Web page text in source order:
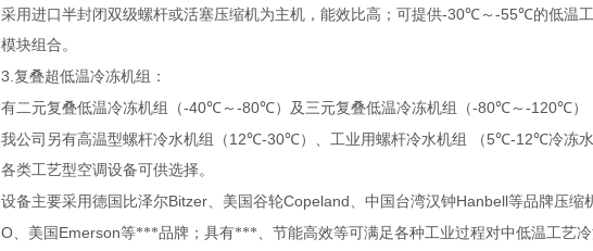
采用进口半封闭双级螺杆或活塞压缩机为主机，能效比高；可提供-30℃ ～ -55℃的低温
模块组合。
3. 复叠超低温冷冻机组：
有二元复叠低温冷冻机组（-40℃ ～ -80℃）及三元复叠低温冷冻机组（-80℃ ～ -120℃）
我公司另有高温型螺杆冷水机组（ 12℃-30℃）、工业用螺杆冷水机组 （5℃-12℃冷冻
各类工艺型空调设备可供选择。
设备主要采用德国比泽尔Bitzer、美国谷轮Copeland、中国台湾汉钟Hanbell等品牌压缩
O、美国 Emerson等***品牌；具有***、节能高效等可满足各种工业过程对中低温工艺